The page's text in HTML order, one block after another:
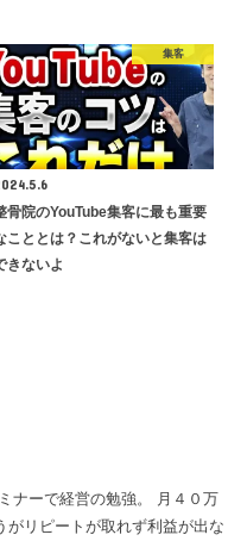
集客
骨院のYouTube集客に最も重要
こととは？これがないと集客は
きないよ
ナーで経営の勉強。 月４０万
がリピートが取れず利益が出な